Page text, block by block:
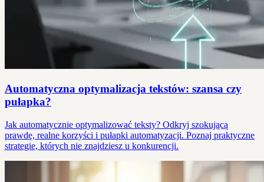
Automatyczna optymalizacja tekstów: szansa czy
pułapka?
Jak automatycznie optymalizować teksty? Odkryj szokującą
prawdę, realne korzyści i pułapki automatyzacji. Poznaj praktyczne
strategie, których nie znajdziesz u konkurencji.